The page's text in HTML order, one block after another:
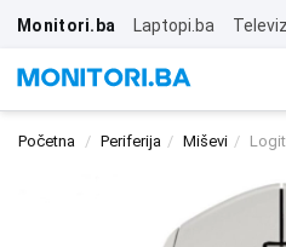
Monitori.ba Laptopi.ba
Početna Periferija Miševi